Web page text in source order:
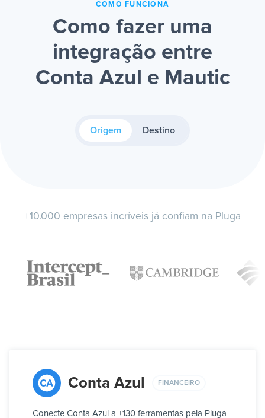
COMO FUNCIONA
Como fazer uma
integração entre
Conta Azul e Mautic
Origem Destino
+10.000 empresas incríveis já confiam na Pluga
Conta Azul FINANCEIRO
Conecte Conta Azul a +130 ferramentas pela Pluga